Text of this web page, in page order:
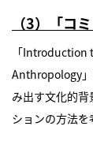
（3）「コ
「
Anthropology
み出す文化的
ションの方法を